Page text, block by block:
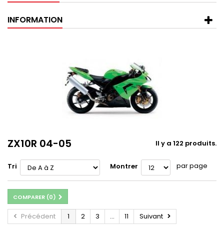
INFORMATION
ZX10R 04-05 Il y a 122 produits.
Tri Montrer par page
COMPARER (0)
Précédent 1 2 3 ... 11 Suivant